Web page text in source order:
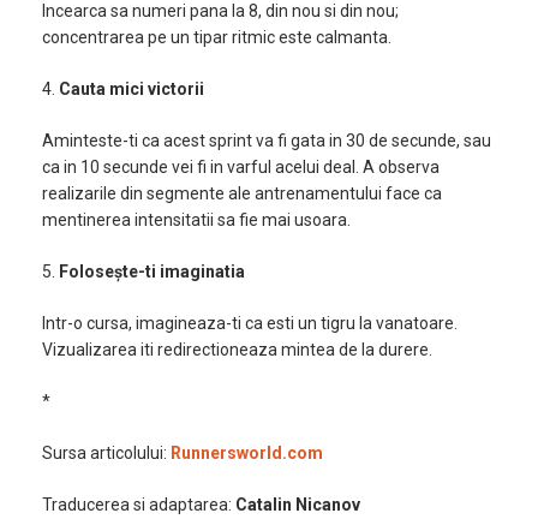
Incearca sa numeri pana la 8, din nou si din nou;
concentrarea pe un tipar ritmic este calmanta.
4. Cauta mici victorii
Aminteste-ti ca acest sprint va fi gata in 30 de secunde, sau
ca in 10 secunde vei fi in varful acelui deal. A observa
realizarile din segmente ale antrenamentului face ca
mentinerea intensitatii sa fie mai usoara.
5. Folosește-ti imaginatia
Intr-o cursa, imagineaza-ti ca esti un tigru la vanatoare.
Vizualizarea iti redirectioneaza mintea de la durere.
*
Sursa articolului: Runnersworld.com
Traducerea si adaptarea: Catalin Nicanov